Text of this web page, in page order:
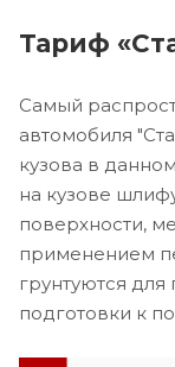
Тариф
Самый
автомобиля
кузова в
на кузове
поверхности,
применением
грунтуются
подготовки к